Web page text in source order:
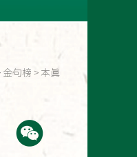
金句榜 > 本真